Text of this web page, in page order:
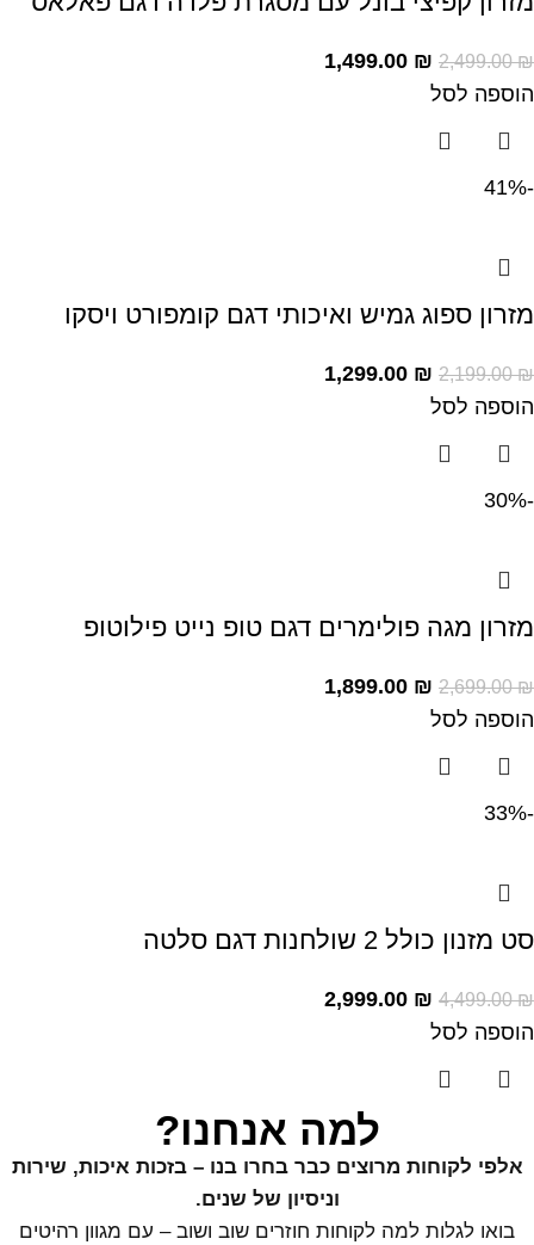
2,499.00₪
1,499.00 ₪
הוספה לסל
-41%
מזרון ספוג גמיש ואיכותי דגם קומפורט ויסקו
2,199.00₪
1,299.00 ₪
הוספה לסל
-30%
מזרון מגה פולימרים דגם טופ נייט פילוטופ
2,699.00₪
1,899.00 ₪
הוספה לסל
-33%
סט מזנון כולל 2 שולחנות דגם סלטה
4,499.00₪
2,999.00 ₪
הוספה לסל
למה אנחנו?
אלפי לקוחות מרוצים כבר בחרו בנו – בזכות איכות, שירות
וניסיון של שנים.
בואו לגלות למה לקוחות חוזרים שוב ושוב – עם מגוון רהיטים